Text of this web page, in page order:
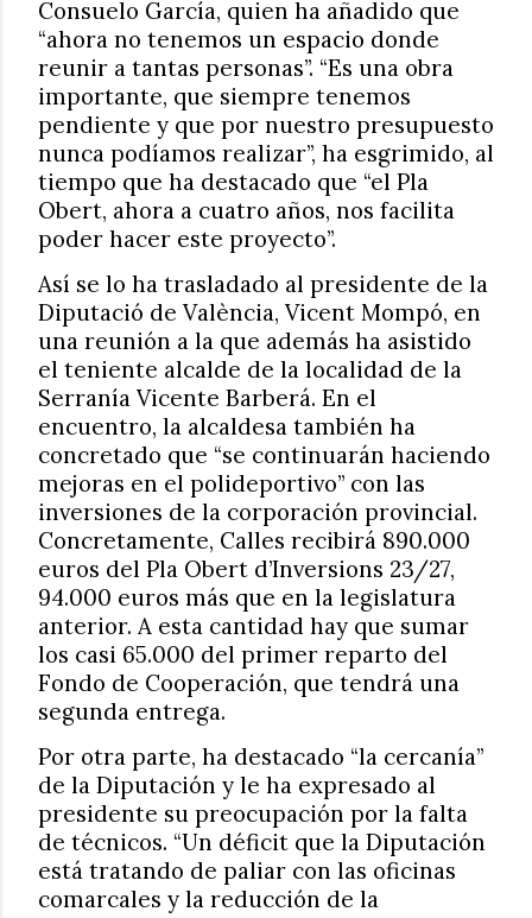
Consuelo García, quien ha añadido que
“ahora no tenemos un espacio donde
reunir a tantas personas”. “Es una obra
importante, que siempre tenemos
pendiente y que por nuestro presupuesto
nunca podíamos realizar”, ha esgrimido, al
tiempo que ha destacado que “el Pla
Obert, ahora a cuatro años, nos facilita
poder hacer este proyecto”.
Así se lo ha trasladado al presidente de la
Diputació de València, Vicent Mompó, en
una reunión a la que además ha asistido
el teniente alcalde de la localidad de la
Serranía Vicente Barberá. En el
encuentro, la alcaldesa también ha
concretado que “se continuarán haciendo
mejoras en el polideportivo” con las
inversiones de la corporación provincial.
Concretamente, Calles recibirá 890.000
euros del Pla Obert d’Inversions 23/27,
94.000 euros más que en la legislatura
anterior. A esta cantidad hay que sumar
los casi 65.000 del primer reparto del
Fondo de Cooperación, que tendrá una
segunda entrega.
Por otra parte, ha destacado “la cercanía”
de la Diputación y le ha expresado al
presidente su preocupación por la falta
de técnicos. “Un déficit que la Diputación
está tratando de paliar con las oficinas
comarcales y la reducción de la